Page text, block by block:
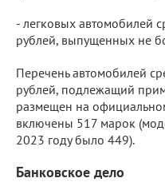
- легковых автомобилей
рублей, выпущенных не
Перечень автомобилей
рублей, подлежащий
размещен на
включены 517 марок
2023 году было 449).
Банковское дело